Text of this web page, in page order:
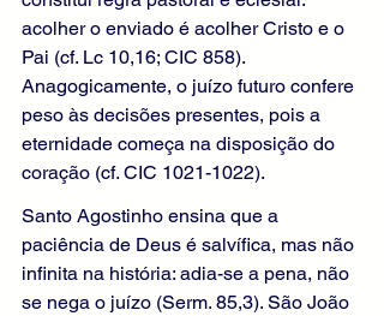
acolher o enviado é acolher Cristo e o
Pai (cf. Lc 10,16; CIC 858).
Anagogicamente, o juízo futuro confere
peso às decisões presentes, pois a
eternidade começa na disposição do
coração (cf. CIC 1021-1022).
Santo Agostinho ensina que a
paciência de Deus é salvífica, mas não
infinita na história: adia-se a pena, não
se nega o juízo (Serm. 85,3). São João